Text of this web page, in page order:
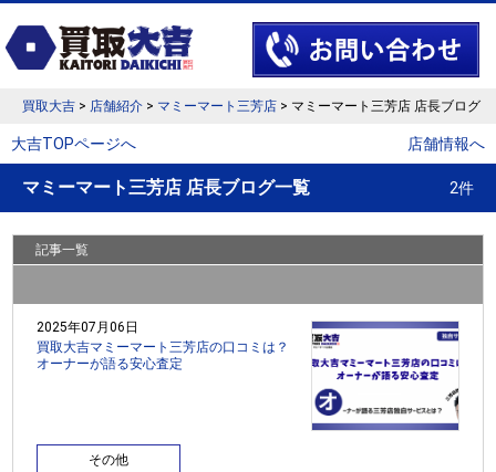
買取大吉 > 店舗紹介 > マミーマート三芳店 > マミーマート三芳店 店長ブログ
大吉TOPページへ 店舗情報へ
マミーマート三芳店 店長ブログ一覧 2件
記事一覧
2025年07月06日
買取大吉マミーマート三芳店の口コミは？
オーナーが語る安心査定
その他